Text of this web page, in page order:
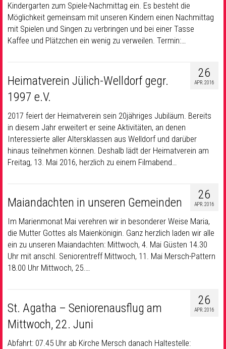
Kindergarten zum Spiele-Nachmittag ein. Es besteht die
Möglichkeit gemeinsam mit unseren Kindern einen Nachmittag
mit Spielen und Singen zu verbringen und bei einer Tasse
Kaffee und Plätzchen ein wenig zu verweilen. Termin:…
26
APR. 2016
Heimatverein Jülich-Welldorf gegr.
1997 e.V.
2017 feiert der Heimatverein sein 20jähriges Jubiläum. Bereits
in diesem Jahr erweitert er seine Aktivitäten, an denen
Interessierte aller Altersklassen aus Welldorf und darüber
hinaus teilnehmen können. Deshalb lädt der Heimatverein am
Freitag, 13. Mai 2016, herzlich zu einem Filmabend…
26
APR. 2016
Maiandachten in unseren Gemeinden
Im Marienmonat Mai verehren wir in besonderer Weise Maria,
die Mutter Gottes als Maienkönigin. Ganz herzlich laden wir alle
ein zu unseren Maiandachten: Mittwoch, 4. Mai Güsten 14.30
Uhr mit anschl. Seniorentreff Mittwoch, 11. Mai Mersch-Pattern
18.00 Uhr Mittwoch, 25.…
26
APR. 2016
St. Agatha – Seniorenausflug am
Mittwoch, 22. Juni
Abfahrt: 07.45 Uhr ab Kirche Mersch danach Haltestelle: